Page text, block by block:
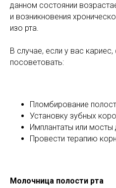
данном состоянии
и возникновения
изо рта.
В случае, если у вас
посоветовать:
Пломбирование
Установку зубных
Имплантаты или мосты
Провести терапию
Молочница полости рта